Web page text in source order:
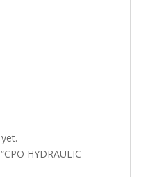
HYDRAULIC